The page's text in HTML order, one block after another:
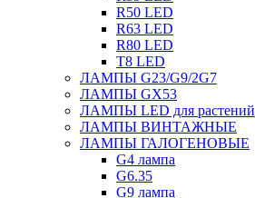
R50 LED
R63 LED
R80 LED
T8 LED
ЛАМПЫ G23/G9/2G7
ЛАМПЫ GX53
ЛАМПЫ LED для растений
ЛАМПЫ ВИНТАЖНЫЕ
ЛАМПЫ ГАЛОГЕНОВЫЕ
G4 лампа
G6.35
G9 лампа